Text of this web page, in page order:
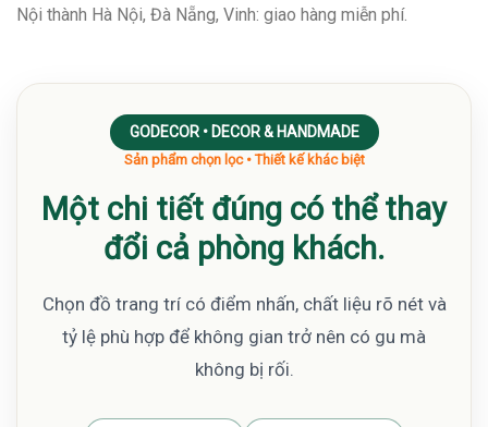
Nội thành Hà Nội, Đà Nẵng, Vinh: giao hàng miễn phí.
GODECOR • DECOR & HANDMADE
Sản phẩm chọn lọc • Thiết kế khác biệt
Một chi tiết đúng có thể thay
đổi cả phòng khách.
Chọn đồ trang trí có điểm nhấn, chất liệu rõ nét và
tỷ lệ phù hợp để không gian trở nên có gu mà
không bị rối.